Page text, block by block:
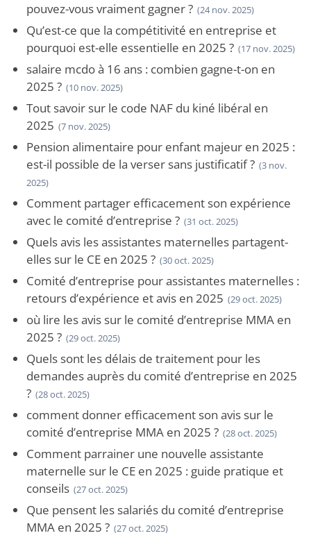
pouvez-vous vraiment gagner ? (24 nov. 2025)
Qu’est-ce que la compétitivité en entreprise et
pourquoi est-elle essentielle en 2025 ? (17 nov. 2025)
salaire mcdo à 16 ans : combien gagne-t-on en
2025 ? (10 nov. 2025)
Tout savoir sur le code NAF du kiné libéral en
2025 (7 nov. 2025)
Pension alimentaire pour enfant majeur en 2025 :
est-il possible de la verser sans justificatif ? (3 nov.
2025)
Comment partager efficacement son expérience
avec le comité d’entreprise ? (31 oct. 2025)
Quels avis les assistantes maternelles partagent-
elles sur le CE en 2025 ? (30 oct. 2025)
Comité d’entreprise pour assistantes maternelles :
retours d’expérience et avis en 2025 (29 oct. 2025)
où lire les avis sur le comité d’entreprise MMA en
2025 ? (29 oct. 2025)
Quels sont les délais de traitement pour les
demandes auprès du comité d’entreprise en 2025
? (28 oct. 2025)
comment donner efficacement son avis sur le
comité d’entreprise MMA en 2025 ? (28 oct. 2025)
Comment parrainer une nouvelle assistante
maternelle sur le CE en 2025 : guide pratique et
conseils (27 oct. 2025)
Que pensent les salariés du comité d’entreprise
MMA en 2025 ? (27 oct. 2025)